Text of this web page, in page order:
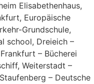
Elisabethenhaus,
Europäische
Grundschule,
school, Dreieich –
– Bücherei
Weiterstadt –
– Deutsche